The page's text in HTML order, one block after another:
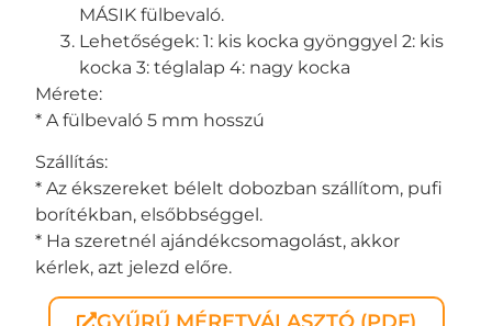
MÁSIK fülbevaló.
Lehetőségek: 1: kis kocka gyönggyel 2: kis
kocka 3: téglalap 4: nagy kocka
Mérete:
* A fülbevaló 5 mm hosszú
Szállítás:
* Az ékszereket bélelt dobozban szállítom, pufi
borítékban, elsőbbséggel.
* Ha szeretnél ajándékcsomagolást, akkor
kérlek, azt jelezd előre.